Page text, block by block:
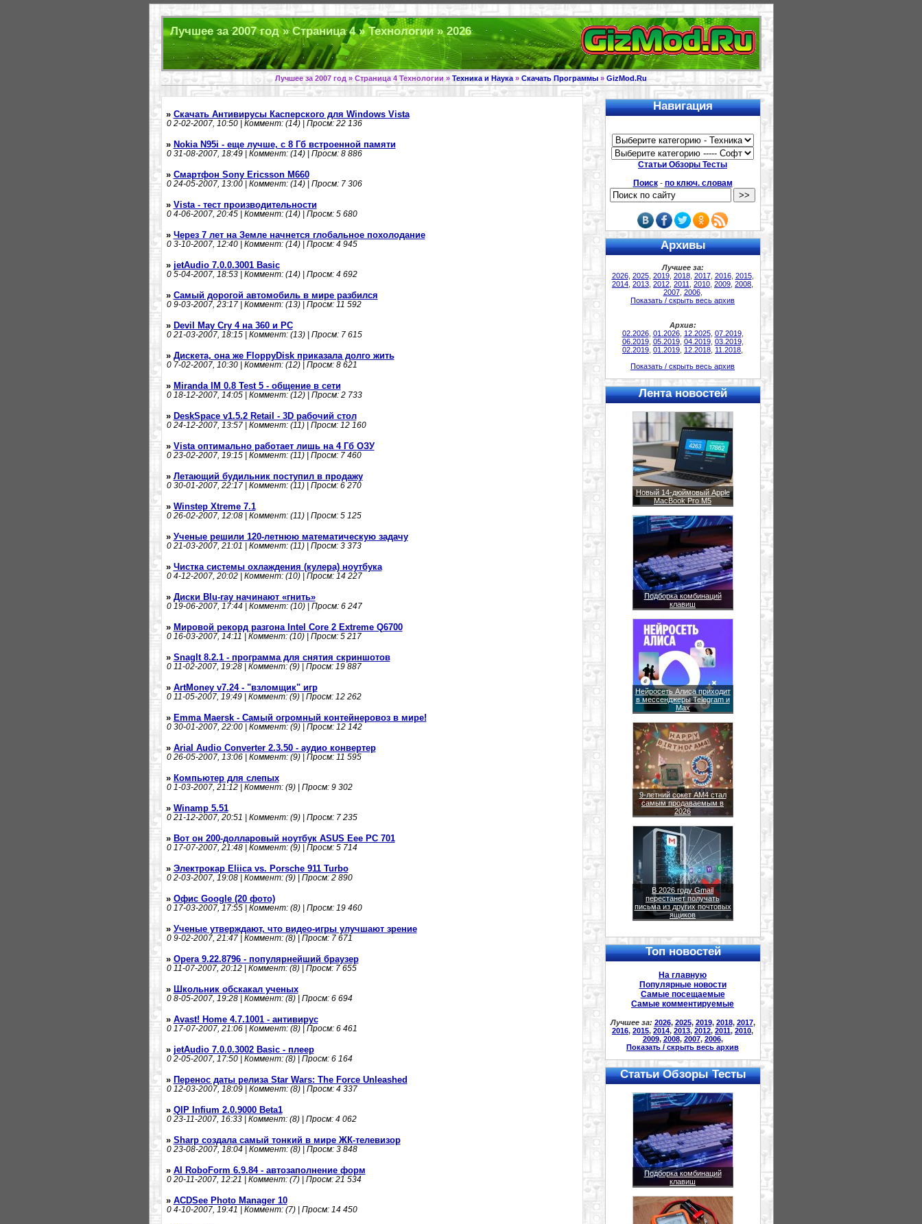
Лучшее за 2007 год » Страница 4 » Технологии » 2026
Лучшее за 2007 год » Страница 4 Технологии » Техника и Наука » Скачать Программы » GizMod.Ru
» Скачать Антивирусы Касперского для Windows Vista
02-02-2007, 10:50 | Коммент: (14) | Просм: 22 136
» Nokia N95i - еще лучше, с 8 Гб встроенной памяти
031-08-2007, 18:49 | Коммент: (14) | Просм: 8 886
» Смартфон Sony Ericsson M660
024-05-2007, 13:00 | Коммент: (14) | Просм: 7 306
» Vista - тест производительности
04-06-2007, 20:45 | Коммент: (14) | Просм: 5 680
» Через 7 лет на Земле начнется глобальное похолодание
03-10-2007, 12:40 | Коммент: (14) | Просм: 4 945
» jetAudio 7.0.0.3001 Basic
05-04-2007, 18:53 | Коммент: (14) | Просм: 4 692
» Самый дорогой автомобиль в мире разбился
09-03-2007, 23:17 | Коммент: (13) | Просм: 11 592
» Devil May Cry 4 на 360 и PC
021-03-2007, 18:15 | Коммент: (13) | Просм: 7 615
» Дискета, она же FloppyDisk приказала долго жить
07-02-2007, 10:30 | Коммент: (12) | Просм: 8 621
» Miranda IM 0.8 Test 5 - общение в сети
018-12-2007, 14:05 | Коммент: (12) | Просм: 2 733
» DeskSpace v1.5.2 Retail - 3D рабочий стол
024-12-2007, 13:57 | Коммент: (11) | Просм: 12 160
» Vista оптимально работает лишь на 4 Гб ОЗУ
023-02-2007, 19:15 | Коммент: (11) | Просм: 7 460
» Летающий будильник поступил в продажу
030-01-2007, 22:17 | Коммент: (11) | Просм: 6 270
» Winstep Xtreme 7.1
026-02-2007, 12:08 | Коммент: (11) | Просм: 5 125
» Ученые решили 120-летнюю математическую задачу
021-03-2007, 21:01 | Коммент: (11) | Просм: 3 373
» Чистка системы охлаждения (кулера) ноутбука
04-12-2007, 20:02 | Коммент: (10) | Просм: 14 227
» Диски Blu-ray начинают «гнить»
019-06-2007, 17:44 | Коммент: (10) | Просм: 6 247
» Мировой рекорд разгона Intel Core 2 Extreme Q6700
016-03-2007, 14:11 | Коммент: (10) | Просм: 5 217
» SnagIt 8.2.1 - программа для снятия скриншотов
011-02-2007, 19:28 | Коммент: (9) | Просм: 19 887
» ArtMoney v7.24 - "взломщик" игр
011-05-2007, 19:49 | Коммент: (9) | Просм: 12 262
» Emma Maersk - Самый огромный контейнеровоз в мире!
030-01-2007, 22:00 | Коммент: (9) | Просм: 12 142
» Arial Audio Converter 2.3.50 - аудио конвертер
026-05-2007, 13:06 | Коммент: (9) | Просм: 11 595
» Компьютер для слепых
01-03-2007, 21:12 | Коммент: (9) | Просм: 9 302
» Winamp 5.51
021-12-2007, 20:51 | Коммент: (9) | Просм: 7 235
» Вот он 200-долларовый ноутбук ASUS Eee PC 701
017-07-2007, 21:48 | Коммент: (9) | Просм: 5 714
» Электрокар Eliica vs. Porsche 911 Turbo
02-03-2007, 19:08 | Коммент: (9) | Просм: 2 890
» Офис Google (20 фото)
017-03-2007, 17:55 | Коммент: (8) | Просм: 19 460
» Ученые утверждают, что видео-игры улучшают зрение
09-02-2007, 21:47 | Коммент: (8) | Просм: 7 671
» Opera 9.22.8796 - популярнейший браузер
011-07-2007, 20:12 | Коммент: (8) | Просм: 7 655
» Школьник обскакал ученых
08-05-2007, 19:28 | Коммент: (8) | Просм: 6 694
» Avast! Home 4.7.1001 - антивирус
017-07-2007, 21:06 | Коммент: (8) | Просм: 6 461
» jetAudio 7.0.0.3002 Basic - плеер
02-05-2007, 17:50 | Коммент: (8) | Просм: 6 164
» Перенос даты релиза Star Wars: The Force Unleashed
012-03-2007, 18:09 | Коммент: (8) | Просм: 4 337
» QIP Infium 2.0.9000 Beta1
023-11-2007, 16:33 | Коммент: (8) | Просм: 4 062
» Sharp создала самый тонкий в мире ЖК-телевизор
023-08-2007, 18:04 | Коммент: (8) | Просм: 3 848
» AI RoboForm 6.9.84 - автозаполнение форм
020-11-2007, 12:21 | Коммент: (7) | Просм: 21 534
» ACDSee Photo Manager 10
04-10-2007, 19:41 | Коммент: (7) | Просм: 14 450
Навигация
Статьи Обзоры Тесты
Поиск- по ключ. словам
Архивы
Лучшее за:
2026, 2025, 2019, 2018, 2017, 2016, 2015,
2014 2013 2012 2011 2010 2009 2008
2007, 2006,
Показать / скрыть весь архив
Архив:
02.2026, 01.2026, 12.2025, 07.2019,
06.2019, 05.2019, 04.2019, 03.2019,
02.2019 01.2019 12.2018 11.2018
Показать / скрыть весь архив
Лента новостей
Новый 14-дюймовый Apple
MacBook Pro M5
Подборка комбинаций
клавиш
Нейросеть Алиса приходит
в мессенджеры Telegram и
Max
9-летний сокет AM4 стал
самым продаваемым в
2026
В 2026 году Gmail
перестанет получать
письма из других почтовых
ящиков
Топ новостей
На главную
Популярные новости
Самые посещаемые
Самые комментируемые
Лучшее за: 2026, 2025, 2019, 2018, 2017,
2016, 2015, 2014, 2013, 2012, 2011, 2010,
2009, 2008, 2007, 2006,
Показать / скрыть весь архив
Статьи Обзоры Тесты
Подборка комбинаций
клавиш